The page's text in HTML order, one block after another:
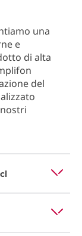
una
e
di alta
del